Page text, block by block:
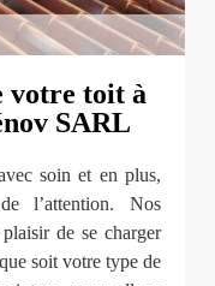
votre toit à
SARL
soin et en plus,
l’attention. Nos
de se charger
soit votre type de